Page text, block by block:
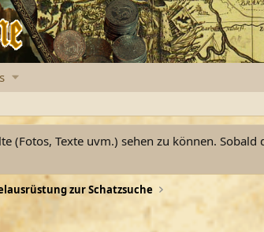
(Fotos, Texte uvm.) sehen zu können.
zur Schatzsuche